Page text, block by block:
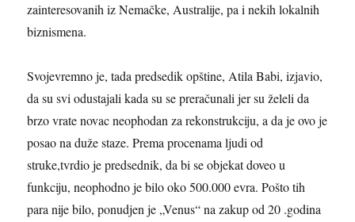
zainteresovanih iz Nemačke, Australije, pa i nekih lokalnih
biznismena.
Svojevremno je, tada predsedik opštine, Atila Babi, izjavio,
da su svi odustajali kada su se preračunali jer su želeli da
brzo vrate novac neophodan za rekonstrukciju, a da je ovo je
posao na duže staze. Prema procenama ljudi od
struke,tvrdio je predsednik, da bi se objekat doveo u
funkciju, neophodno je bilo oko 500.000 evra. Pošto tih
para nije bilo, ponudjen je „Venus“ na zakup od 20 .godina